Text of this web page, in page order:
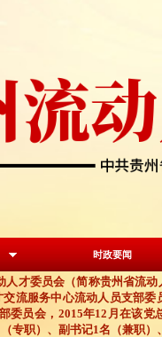
时政要闻
人才委员会（简称贵州省流动
流服务中心流动人员支部委
委员会 ， 2015年12月在该党
（专职） 、副书记1名 （兼职）